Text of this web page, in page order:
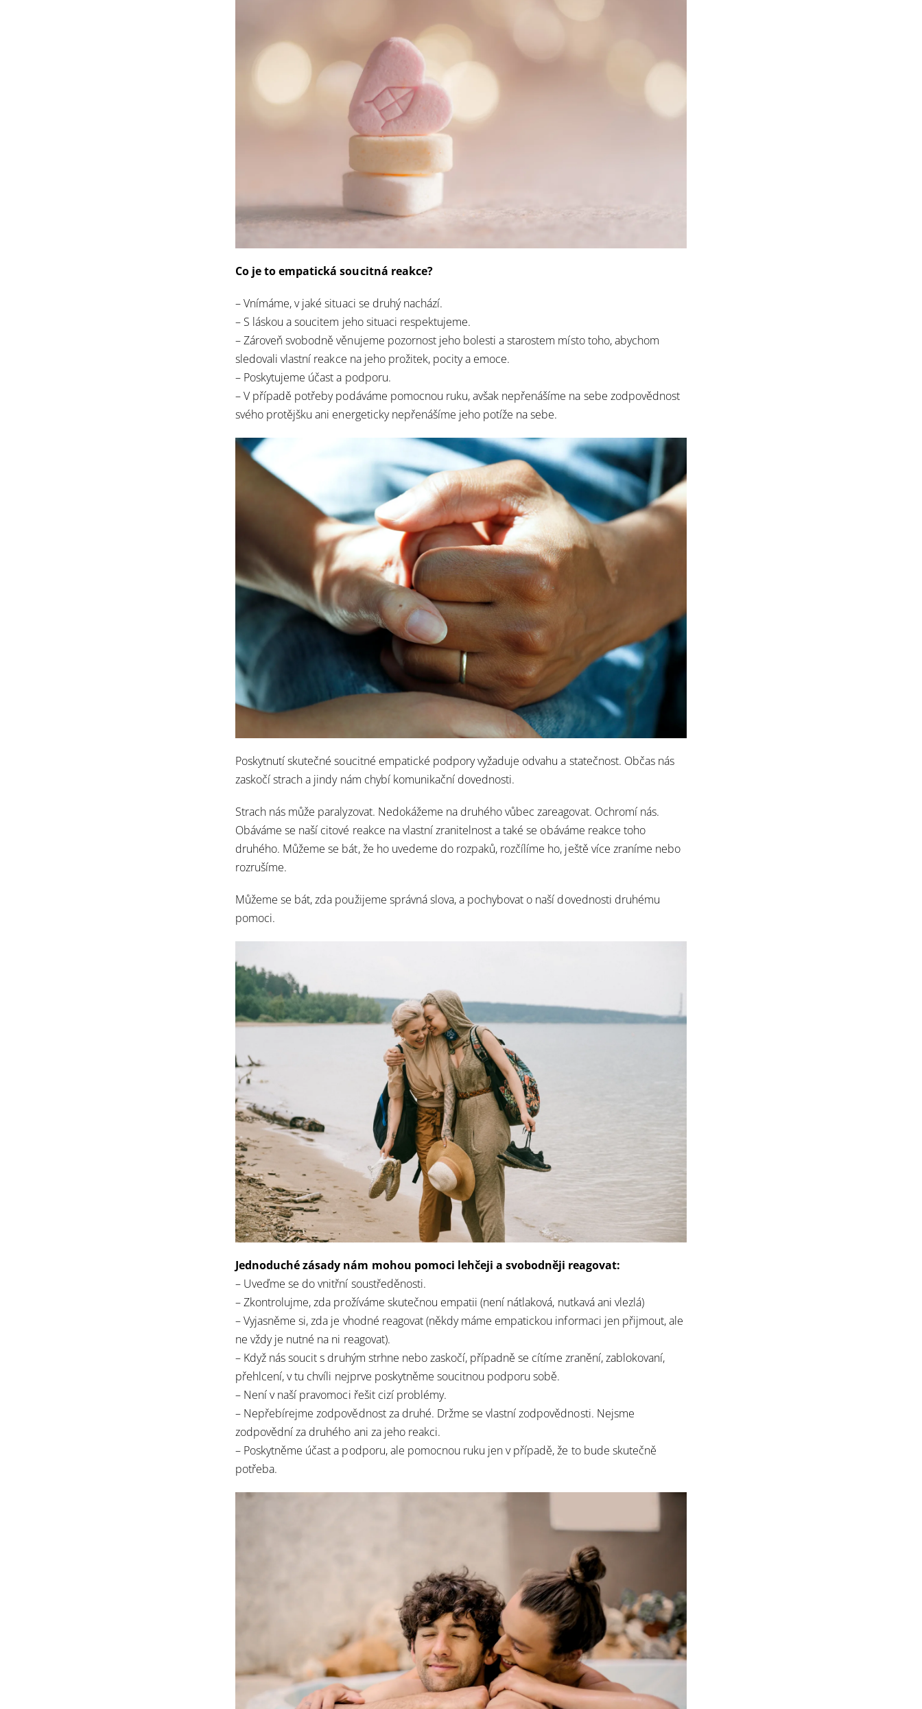
Co je to empatická soucitná reakce?
– Vnímáme, v jaké situaci se druhý nachází.
– S láskou a soucitem jeho situaci respektujeme.
– Zároveň svobodně věnujeme pozornost jeho bolesti a starostem místo toho, abychom
sledovali vlastní reakce na jeho prožitek, pocity a emoce.
– Poskytujeme účast a podporu.
– V případě potřeby podáváme pomocnou ruku, avšak nepřenášíme na sebe zodpovědnost
svého protějšku ani energeticky nepřenášíme jeho potíže na sebe.
Poskytnutí skutečné soucitné empatické podpory vyžaduje odvahu a statečnost. Občas nás
zaskočí strach a jindy nám chybí komunikační dovednosti.
Strach nás může paralyzovat. Nedokážeme na druhého vůbec zareagovat. Ochromí nás.
Obáváme se naší citové reakce na vlastní zranitelnost a také se obáváme reakce toho
druhého. Můžeme se bát, že ho uvedeme do rozpaků, rozčílíme ho, ještě více zraníme nebo
rozrušíme.
Můžeme se bát, zda použijeme správná slova, a pochybovat o naší dovednosti druhému
pomoci.
Jednoduché zásady nám mohou pomoci lehčeji a svobodněji reagovat:
– Uveďme se do vnitřní soustředěnosti.
– Zkontrolujme, zda prožíváme skutečnou empatii (není nátlaková, nutkavá ani vlezlá)
– Vyjasněme si, zda je vhodné reagovat (někdy máme empatickou informaci jen přijmout, ale
ne vždy je nutné na ni reagovat).
– Když nás soucit s druhým strhne nebo zaskočí, případně se cítíme zranění, zablokovaní,
přehlcení, v tu chvíli nejprve poskytněme soucitnou podporu sobě.
– Není v naší pravomoci řešit cizí problémy.
– Nepřebírejme zodpovědnost za druhé. Držme se vlastní zodpovědnosti. Nejsme
zodpovědní za druhého ani za jeho reakci.
– Poskytněme účast a podporu, ale pomocnou ruku jen v případě, že to bude skutečně
potřeba.